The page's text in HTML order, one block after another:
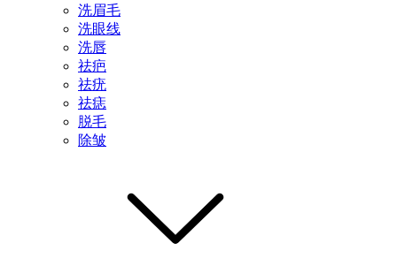
洗眉毛
洗眼线
洗唇
祛疤
祛疣
祛痣
脱毛
除皱